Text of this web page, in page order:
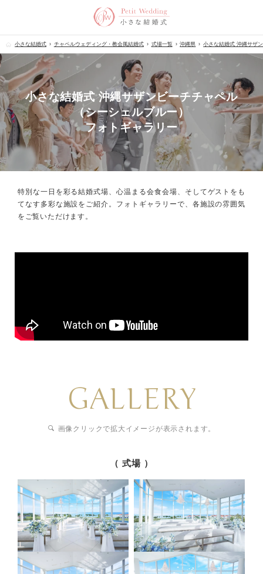
小さな結婚式 チャペルウェディング・教会風結婚式 式場一覧 沖縄県 小さな結婚式 沖縄サザ
小さな結婚式 沖縄サザンビーチチャペル
（シーシェルブルー）
フォトギャラリー
特別な一日を彩る結婚式場、心温まる会食会場、 そしてゲストをも
てなす多彩な施設をご紹介。フォトギャラリーで、 各施設の雰囲気
をご覧いただけます。
GALLERY
画像クリックで拡大イメージが表示されます。
（ 式場 ）